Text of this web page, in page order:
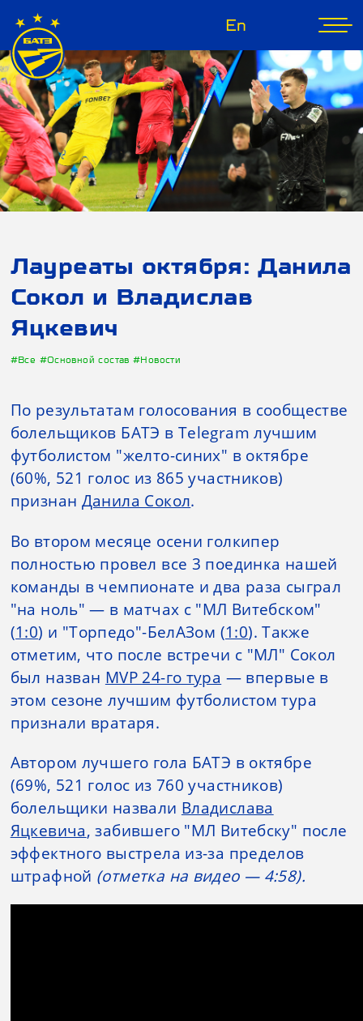
En
Лауреаты октября: Данила
Сокол и Владислав
Яцкевич
#Все #Основной состав#Новости
По результатам голосования в сообществе
болельщиков БАТЭ в Telegram лучшим
футболистом "желто-синих" в октябре
(60%, 521 голос из 865 участников)
признан Данила Сокол.
Во втором месяце осени голкипер
полностью провел все 3 поединка нашей
команды в чемпионате и два раза сыграл
"на ноль" — в матчах с "МЛ Витебском"
(1:0) и "Торпедо"-БелАЗом (1:0). Также
отметим, что после встречи с "МЛ" Сокол
был назван MVP 24-го тура — впервые в
этом сезоне лучшим футболистом тура
признали вратаря.
Автором лучшего гола БАТЭ в октябре
(69%, 521 голос из 760 участников)
болельщики назвали Владислава
Яцкевича, забившего "МЛ Витебску" после
эффектного выстрела из-за пределов
штрафной (отметка на видео — 4:58).